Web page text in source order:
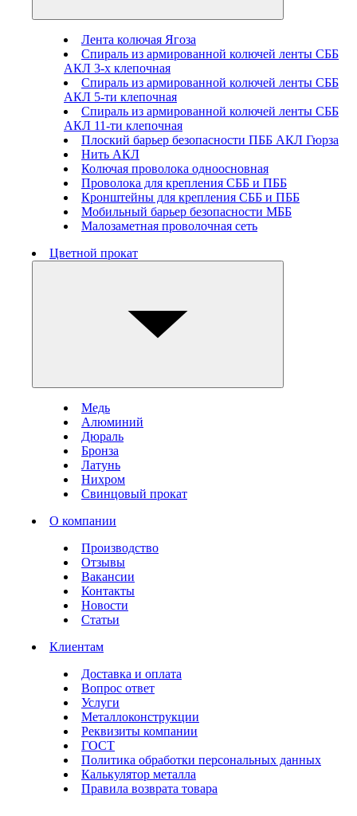
Лента колючая Ягоза
Спираль из армированной колючей ленты СББ
АКЛ 3-х клепочная
Спираль из армированной колючей ленты СББ
АКЛ 5-ти клепочная
Спираль из армированной колючей ленты СББ
АКЛ 11-ти клепочная
Плоский барьер безопасности ПББ АКЛ Гюрза
Нить АКЛ
Колючая проволока одноосновная
Проволока для крепления СББ и ПББ
Кронштейны для крепления СББ и ПББ
Мобильный барьер безопасности МББ
Малозаметная проволочная сеть
Цветной прокат
Медь
Алюминий
Дюраль
Бронза
Латунь
Нихром
Свинцовый прокат
О компании
Производство
Отзывы
Вакансии
Контакты
Новости
Статьи
Клиентам
Доставка и оплата
Вопрос ответ
Услуги
Металлоконструкции
Реквизиты компании
ГОСТ
Политика обработки персональных данных
Калькулятор металла
Правила возврата товара